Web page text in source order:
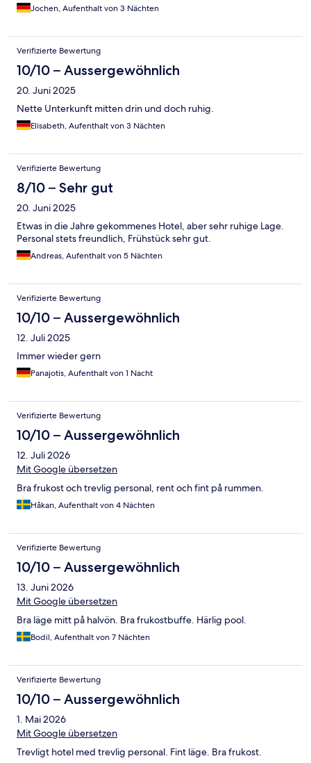
Jochen, Aufenthalt von 3 Nächten
Verifizierte Bewertung
10/10 – Aussergewöhnlich
20. Juni 2025
Nette Unterkunft mitten drin und doch ruhig.
Elisabeth, Aufenthalt von 3 Nächten
Verifizierte Bewertung
8/10 – Sehr gut
20. Juni 2025
Etwas in die Jahre gekommenes Hotel, aber sehr ruhige Lage.
Personal stets freundlich, Frühstück sehr gut.
Andreas, Aufenthalt von 5 Nächten
Verifizierte Bewertung
10/10 – Aussergewöhnlich
12. Juli 2025
Immer wieder gern
Panajotis, Aufenthalt von 1 Nacht
Verifizierte Bewertung
10/10 – Aussergewöhnlich
12. Juli 2026
Mit Google übersetzen
Bra frukost och trevlig personal, rent och fint på rummen.
Håkan, Aufenthalt von 4 Nächten
Verifizierte Bewertung
10/10 – Aussergewöhnlich
13. Juni 2026
Mit Google übersetzen
Bra läge mitt på halvön. Bra frukostbuffe. Härlig pool.
Bodil, Aufenthalt von 7 Nächten
Verifizierte Bewertung
10/10 – Aussergewöhnlich
1. Mai 2026
Mit Google übersetzen
Trevligt hotel med trevlig personal. Fint läge. Bra frukost.